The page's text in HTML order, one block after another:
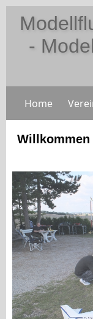
-
Home
Willkommen